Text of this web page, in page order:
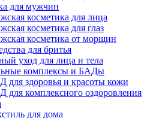
для мужчин
косметика для лица
косметика для глаз
косметика от морщин
для бритья
уход для лица и тела
комплексы и БАДы
для здоровья и красоты кожи
для комплексного оздоровления
для дома